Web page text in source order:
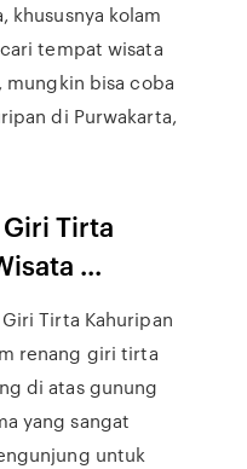
khususnya kolam
tempat wisata
bisa coba
di Purwakarta,
Tirta
...
Tirta Kahuripan
renang giri tirta
di atas gunung
yang sangat
untuk